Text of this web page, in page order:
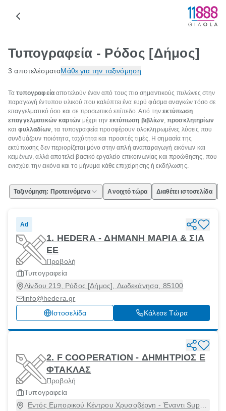
Τυπογραφεία - Ρόδος [Δήμος]
3 αποτελέσματαΜάθε για την ταξινόμηση
Τατυπογραφείααποτελούν έναν από τους πιο σημαντικούς πυλώνες στην
παραγωγή έντυπου υλικού που καλύπτει ένα ευρύ φάσμα αναγκών τόσο σε
επαγγελματικό όσο και σε προσωπικό επίπεδο. Από τηνεκτύπωση
επαγγελματικών καρτών μέχρι την εκτύπωση βιβλίων,προσκλητηρίων
και φυλλαδίων, τα τυπογραφεία προσφέρουν ολοκληρωμένες λύσεις που
συνδυάζουν ποιότητα, ταχύτητα και προσιτές τιμές. Η σημασία της
εκτύπωσης δεν περιορίζεται μόνο στην απλή αναπαραγωγή εικόνων και
κειμένων, αλλά αποτελεί βασικό εργαλείο επικοινωνίας και προώθησης, που
ενισχύει την εικόνα και το μήνυμα κάθε επιχείρησης ή εκδήλωσης.
Ταξινόμηση: Προτεινόμενα Ανοιχτό τώρα Διαθέτει ιστοσελίδα
Ad
1. HEDERA - ΔΗΜΑΝΗ ΜΑΡΙΑ & ΣΙΑ
ΕΕ
Προβολή
Τυπογραφεία
Λίνδου 219, Ρόδος [Δήμος], Δωδεκάνησα, 85100
info@hedera.gr
Ιστοσελίδα
Κάλεσε Τώρα
2. F COOPERATION - ΔΗΜΗΤΡΙΟΣ Ε
ΦΤΑΚΛΑΣ
Προβολή
Τυπογραφεία
Εντός Εμπορικού Κέντρου Χρυσοβέργη - Έναντι Super